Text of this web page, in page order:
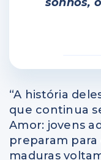
“A história
que continua
Amor: jovens
preparam
maduras